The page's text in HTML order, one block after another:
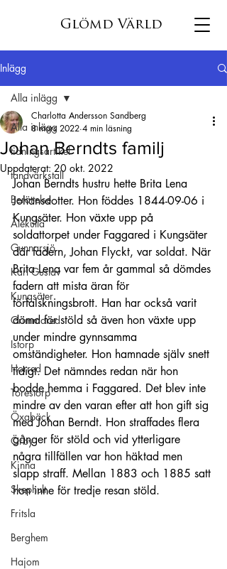
Glömd Värld
Inlägg
Alla inlägg
tidningsartikel
tandvärkstall
Berättelse
Älekulla
Gunnarsjö
Karl Gustav
Kungsäter
Grimmared
Istorp
Horred
Torestorp
Öxabäck
Örby
Kinna
Skephult
Fritsla
Berghem
Hajom
Alla inlägg
Johan Berndts familj
Charlotta Andersson Sandberg
8 mars 2022 4 min läsning
Uppdaterat: 20 okt. 2022
Johan Berndts hustru hette Brita Lena
Johansdotter. Hon föddes 1844-09-06 i
Kungsäter. Hon växte upp på
soldattorpet under Faggared i Kungsäter
där fadern, Johan Flyckt, var soldat. När
Brita Lena var fem år gammal så dömdes
fadern att mista äran för
förfalskningsbrott. Han har också varit
dömd för stöld så även hon växte upp
under mindre gynnsamma
omständigheter. Hon hamnade själv snett
tidigt. Det nämndes redan när hon
bodde hemma i Faggared. Det blev inte
mindre av den varan efter att hon gift sig
med Johan Berndt. Hon straffades flera
gånger för stöld och vid ytterligare
några tillfällen var hon häktad men
slapp straff. Mellan 1883 och 1885 satt
hon inne för tredje resan stöld.